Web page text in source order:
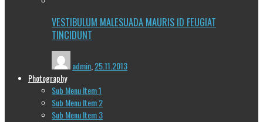
VESTIBULUM MALESUADA MAURIS ID FEUGIAT
TINCIDUNT
admin,25.11.2013
Photography
Sub Menu Item 1
Sub Menu Item 2
Sub Menu Item 3